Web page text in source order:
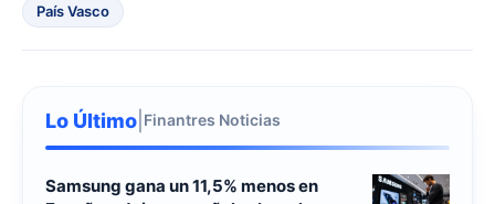
País Vasco
Lo Último Finantres Noticias
Samsung gana un 11,5% menos en